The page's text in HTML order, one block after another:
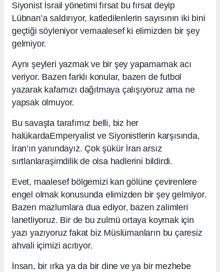
Siyonist İsrail yönetimi fırsat bu fırsat deyip
Lübnan’a saldırıyor, katledilenlerin sayısının iki bini
geçtiği söyleniyor vemaalesef ki elimizden bir şey
gelmiyor.
Aynı şeyleri yazmak ve bir şey yapamamak acı
veriyor. Bazen farklı konular, bazen de futbol
yazarak kafamızı dağıtmaya çalışıyoruz ama ne
yapsak olmuyor.
Bu savaşta tarafımız belli, biz her
halükardaEmperyalist ve Siyonistlerin karşısında,
İran’ın yanındayız. Çok şükür İran arsız
sırtlanlaraşimdilik de olsa hadlerini bildirdi.
Evet, maalesef bölgemizi kan gölüne çevirenlere
engel olmak konusunda elimizden bir şey gelmiyor.
Bazen mazlumlara dua ediyor, bazen zalimleri
lanetliyoruz. Bir de bu zulmü ortaya koymak için
yazı yazıyoruz fakat biz Müslümanların bu çaresiz
ahvali içimizi acıtıyor.
İnsan, bir ırka ya da bir dine ve ya bir mezhebe